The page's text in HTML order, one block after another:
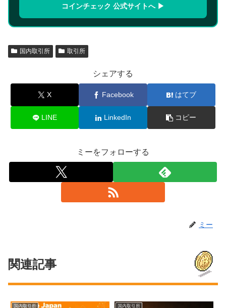
コインチェック 公式サイトへ ▶
国内取引所 取引所
シェアする
X Facebook はてブ
LINE LinkedIn コピー
ミーをフォローする
ミー
関連記事
国内取引所 国内取引所